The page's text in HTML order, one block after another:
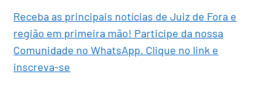
Receba as principais notícias de Juiz de Fora e
região em primeira mão! Participe da nossa
Comunidade no WhatsApp. Clique no link e
inscreva-se